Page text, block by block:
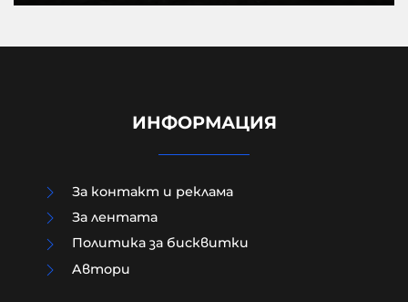
„Утре ще ме видиш на живо“:
изтече предполагаем чат между
Кузев и 17-годишното момиче
ИНФОРМАЦИЯ
За контакт и реклама
За лентата
Политика за бисквитки
Aвтори